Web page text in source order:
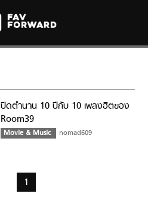
ปิดตำนาน 10 ปีกับ 10 เพลงฮิตของ
Room39
Movie & Music nomad609
1